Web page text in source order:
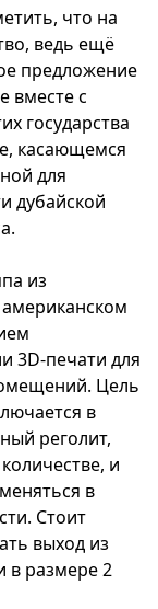
что на
ведь ещё
предложение
вместе с
государства
касающемся
для
дубайской
из
3D-печати для
Цель
в
реголит,
и
в
Стоит
выход из
в размере 2